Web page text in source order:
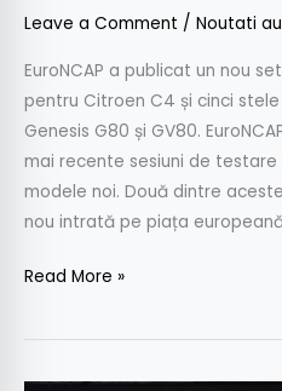
Leave a Comment / Noutati
EuroNCAP a publicat un nou
pentru Citroen C4 și cinci
Genesis G80 și GV80.
mai recente sesiuni de
modele noi. Două dintre
nou intrată pe piața
Read More »